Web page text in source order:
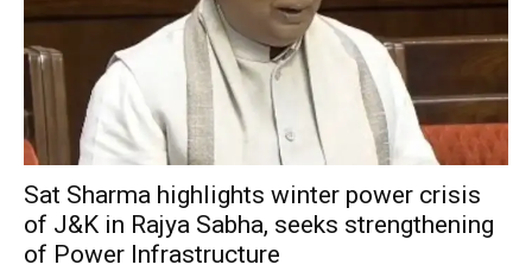
Sat Sharma highlights winter power crisis
of J&K in Rajya Sabha, seeks strengthening
of Power Infrastructure